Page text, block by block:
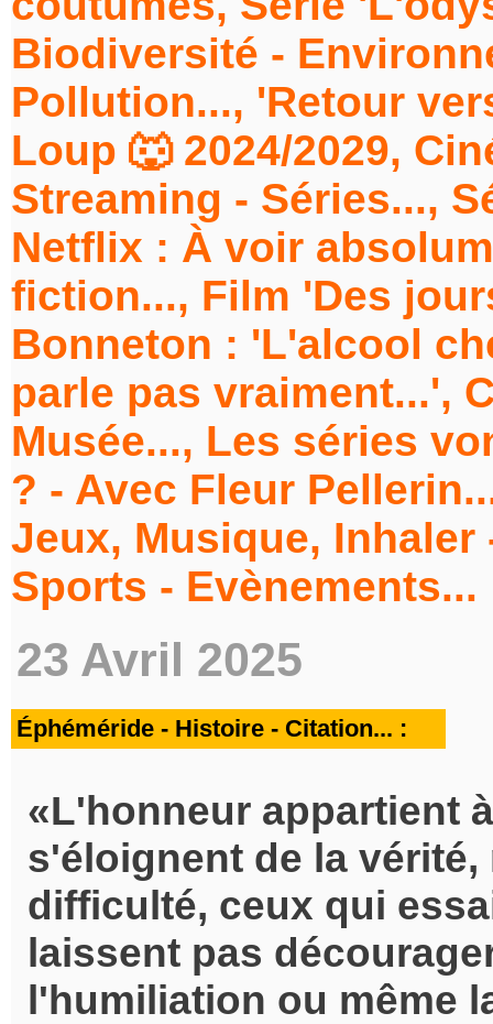
Biodiversité -
Pollution..., 'Retour
Loup 🐺 2024/2029,
Streaming - Séries...,
Netflix : À voir
fiction..., Film 'Des
Bonneton : 'L'alcool
parle pas vraiment...',
Musée..., Les séries
? - Avec Fleur
Jeux, Musique,
Sports - Evènements...
23 Avril 2025
Éphéméride - Histoire - Citation... :
L'honneur appartient
s'éloignent de la
difficulté, ceux qui
laissent pas
l'humiliation ou même